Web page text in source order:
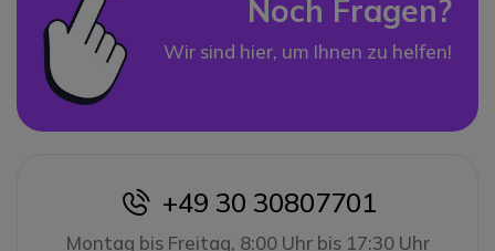
Noch Fragen?
Wir sind hier, um Ihnen zu helfen!
icon
+49 30 30807701
Montag bis Freitag, 8:00 Uhr bis 17:30 Uhr